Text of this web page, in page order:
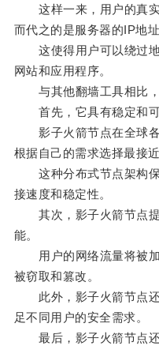
这样一来，用户的真实
而代之的是服务器的IP地址
这使得用户可以绕过地
网站和应用程序。
与其他翻墙工具相比，
首先，它具有稳定和可
影子火箭节点在全球各
根据自己的需求选择最接
这种分布式节点架构保
接速度和稳定性。
其次，影子火箭节点提
能。
用户的网络流量将被加
被窃取和篡改。
此外，影子火箭节点还
足不同用户的安全需求。
最后，影子火箭节点还